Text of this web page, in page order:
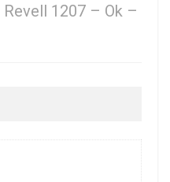
Revell 1207 – Ok –